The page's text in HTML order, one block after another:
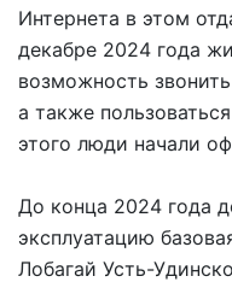
Интернета в этом
декабре 2024 года
возможность
а также
этого люди начали
До конца 2024 года
эксплуатацию
Лобагай Усть-